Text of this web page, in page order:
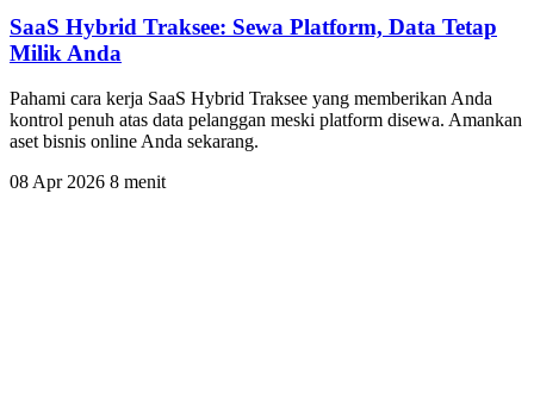
SaaS Hybrid Traksee: Sewa Platform, Data Tetap
Milik Anda
Pahami cara kerja SaaS Hybrid Traksee yang memberikan Anda
kontrol penuh atas data pelanggan meski platform disewa. Amankan
aset bisnis online Anda sekarang.
08 Apr 2026 8 menit